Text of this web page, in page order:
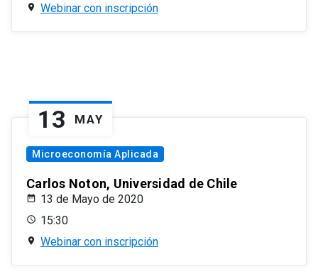
Webinar con inscripción
13 MAY
Microeconomía Aplicada
Carlos Noton, Universidad de Chile
13 de Mayo de 2020
15:30
Webinar con inscripción